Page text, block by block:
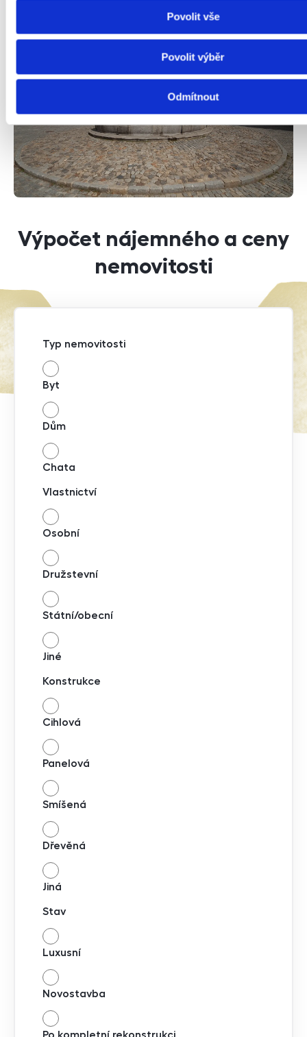
Povolit vše
Povolit výběr
Odmítnout
Výpočet nájemného a ceny
nemovitosti
Typ nemovitosti
Byt
Dům
Chata
Vlastnictví
Osobní
Družstevní
Státní/obecní
Jiné
Konstrukce
Cihlová
Panelová
Smíšená
Dřevěná
Jiná
Stav
Luxusní
Novostavba